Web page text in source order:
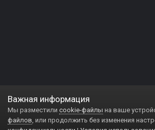
Важная информация
Мы разместили cookie-файлы на ваше
файлов, или продолжить без изменения